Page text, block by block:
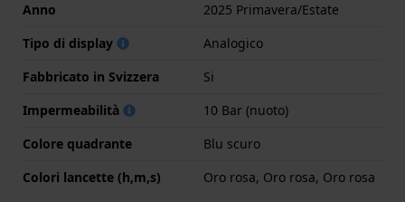
Anno
2025 Primavera/Estate
Tipo di display
Analogico
Fabbricato in Svizzera
Si
Impermeabilità
10 Bar (nuoto)
Colore quadrante
Blu scuro
Colori lancette (h,m,s)
Oro rosa, Oro rosa, Oro rosa